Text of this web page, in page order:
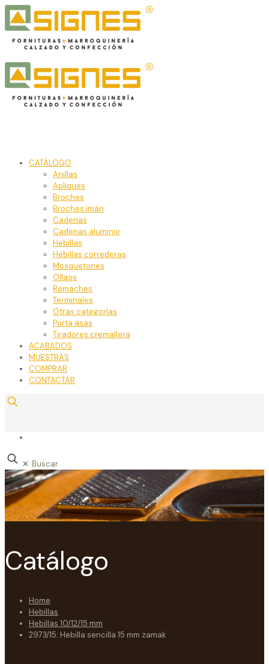
CATÁLOGO
Anillas
Apliques
Broches
Broches imán
Cadenas
Cadenas aluminio
Hebillas
Hebillas correderas
Mosquetones
Ollaos
Remaches
Terminales
Otras categorías
Porta asas
Tiradores cremallera
ACABADOS
MUESTRAS
COMPRAR
CONTACTAR
✕
Catálogo
Home
Hebillas
Hebillas 10/12/15 mm
2973/15: Hebilla sencilla 15 mm zamak